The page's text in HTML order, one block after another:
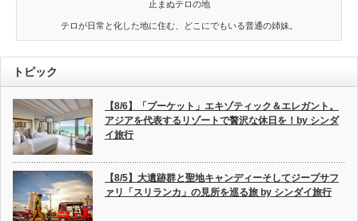
止まぬテロの地
テロが日常と化した地に住む、どこにでもいる普通の姉妹。
トピック
【8/6】「プーケット」エキゾティック＆エレガント。
アジアを代表するリゾートで贅沢な休日を！by シンダ
イ旅行
【8/5】大遺跡群と聖地キャンディーそしてジープサフ
ァリ「スリランカ」の見所を巡る旅 by シンダイ旅行